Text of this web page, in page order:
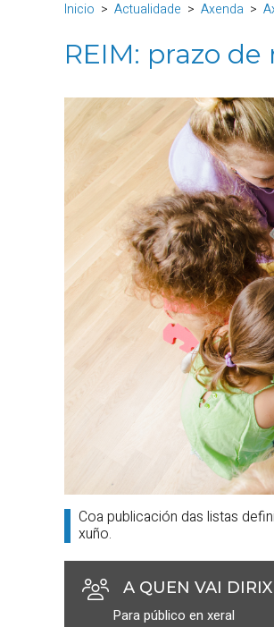
Inicio Actualidade Axenda
REIM: prazo
Coa publicación das listas
xuño.
A QUEN VAI
Para público en xeral